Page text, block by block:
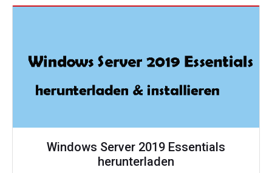
Windows Server 2019 Essentials
herunterladen